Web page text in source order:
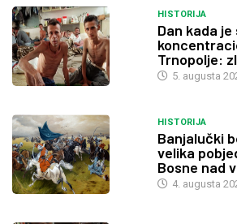
HISTORIJA
Dan kada
Trnopolje:
5. augusta
HISTORIJA
Banjalučki
velika
Bosne nad
4. augusta